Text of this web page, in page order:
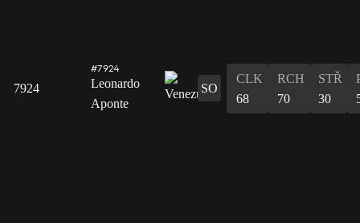
7924
#7924
Leonardo
Aponte
SO
CLK
68
RCH
70
STŘ
30